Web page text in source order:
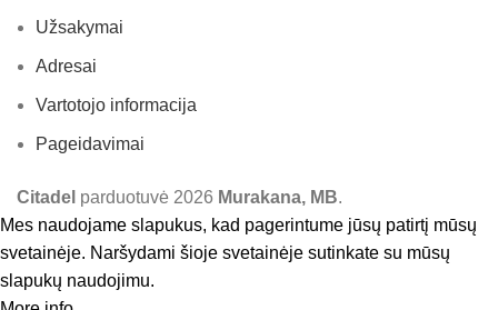
Užsakymai
Adresai
Vartotojo informacija
Pageidavimai
Citadel parduotuvė 2026 Murakana, MB.
Mes naudojame slapukus, kad pagerintume jūsų patirtį mūsų
svetainėje. Naršydami šioje svetainėje sutinkate su mūsų
slapukų naudojimu.